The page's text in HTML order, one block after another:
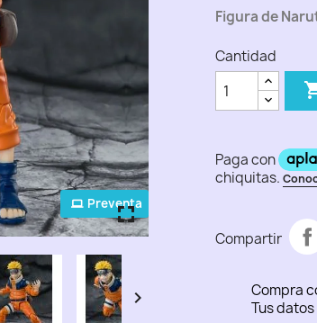
Preventa
fullscreen
fullscreen
fullscreen
fullscreen
fullscreen

Figura de
Cantidad
Compartir
Compra
Tus